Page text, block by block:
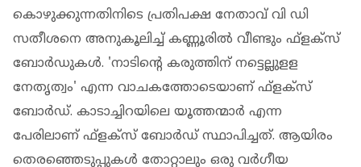
കൊഴുക്കുന്നതിനിടെ പ്രതിപക്ഷ നേതാവ് വി ഡി
സതീശനെ അനുകൂലിച്ച് കണ്ണൂരില്‍ വീണ്ടും ഫ്‌ളക്‌സ്
ബോര്‍ഡുകള്‍. 'നാടിന്റെ കരുത്തിന് നട്ടെല്ലുളള
നേതൃത്വം' എന്ന വാചകത്തോടെയാണ് ഫ്‌ളക്‌സ്
ബോര്‍ഡ്. കാടാച്ചിറയിലെ യൂത്തന്മാര്‍ എന്ന
പേരിലാണ് ഫ്‌ളക്‌സ് ബോര്‍ഡ് സ്ഥാപിച്ചത്. ആയിരം
തെരഞ്ഞെടുപ്പുകള്‍ തോറ്റാലും ഒരു വര്‍ഗീയ